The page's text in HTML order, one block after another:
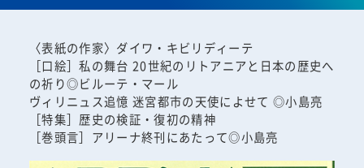
〈表紙の作家〉ダイワ・キビリディーテ
［口絵］私の舞台 20世紀のリトアニアと日本の歴史へ
の祈り◎ビルーテ・マール
ヴィリニュス追憶 迷宮都市の天使によせて ◎小島亮
［特集］歴史の検証・復初の精神
［巻頭言］アリーナ終刊にあたって◎小島亮